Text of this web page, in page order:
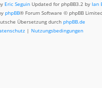
Eric Seguin Updated for phpBB3.2 by Ian
phpBB® Forum Software © phpBB
Übersetzung durch phpBB.de
| Nutzungsbedingungen